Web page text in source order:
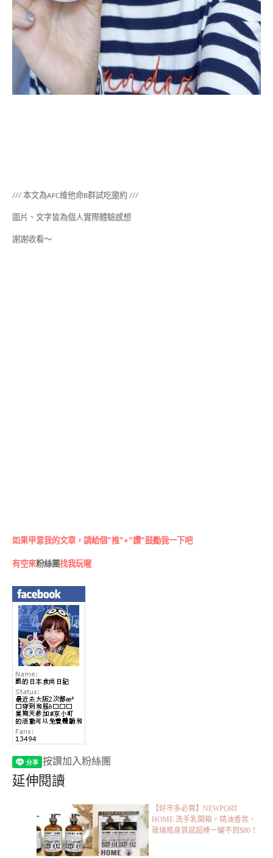
/// 本文為AFC維他命B群試吃邀約 ///
圖片、文字皆為個人實際體驗感想
謝謝收看～
如果甲意我的文章，請給個”推”+”讚”鼓勵我一下吧
有空來粉絲團找我玩喔
按讚加入粉絲團
延伸閱讀
【好市多必買】NEWPORT
HOME 洗手乳開箱。精油香氛、
玻璃瓶身質感超棒一罐不到$80！